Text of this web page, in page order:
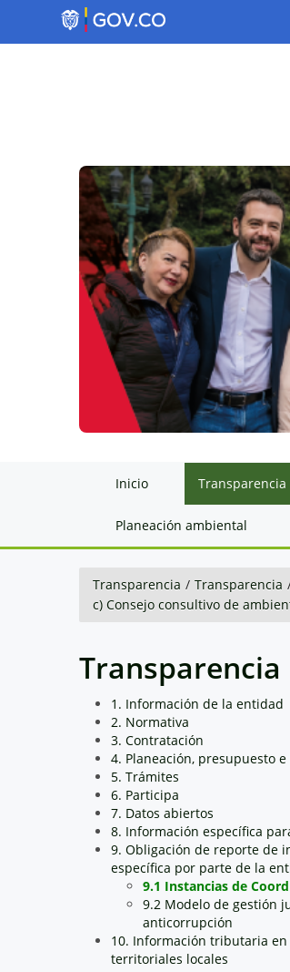
Inicio Transparencia
Planeación ambiental
Transparencia / Transparencia
c) Consejo consultivo de
Transparencia
1. Información de la entidad
2. Normativa
3. Contratación
4. Planeación, presupuesto
5. Trámites
6. Participa
7. Datos abiertos
8. Información específica
9. Obligación de reporte de
específica por parte de la
9.1 Instancias de
9.2 Modelo de gestión
anticorrupción
10. Información tributaria
territoriales locales